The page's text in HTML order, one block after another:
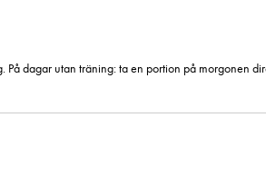
dagar utan träning: ta en portion på morgonen